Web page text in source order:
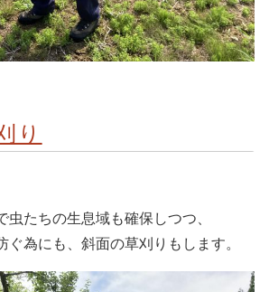
り
虫たちの生息域も確保しつつ、
ぐ為にも、斜面の草刈りもします。